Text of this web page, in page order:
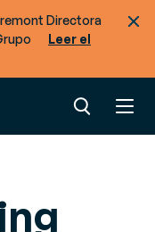
Directora
Leer el